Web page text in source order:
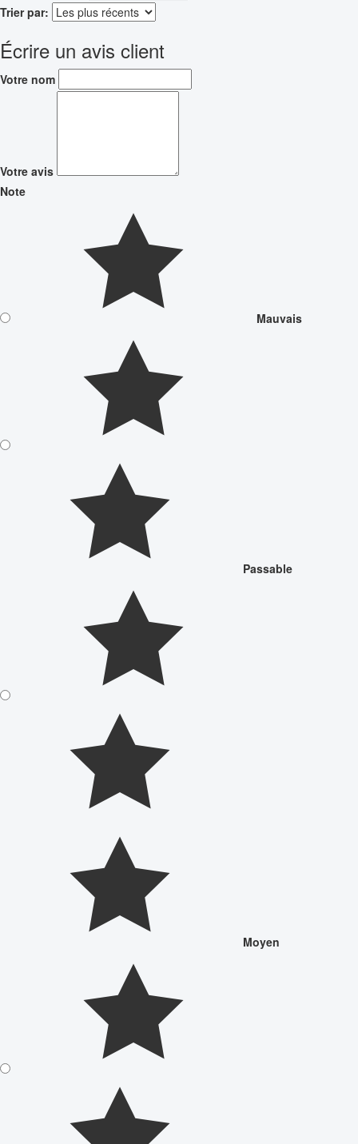
Trier par:
Écrire un avis client
Votre nom
Votre avis
Note
Mauvais
Passable
Moyen